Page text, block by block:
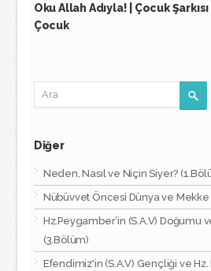
Oku Allah Adıyla! | Çocuk
Çocuk
Diğer
Neden, Nasıl ve Niçin Siyer?
Nübüvvet Öncesi Dünya ve Mekke
Hz.Peygamber’in (S.A.V) Doğumu
(3.Bölüm)
Efendimiz'in (S.A.V) Gençliği ve